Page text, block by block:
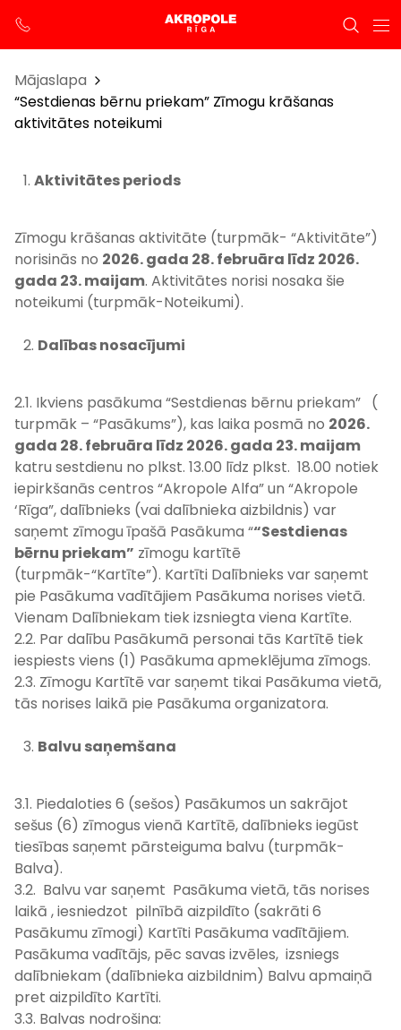
Mājaslapa
“Sestdienas bērnu priekam” Zīmogu krāšanas
aktivitātes noteikumi
Aktivitātes periods
Zīmogu krāšanas aktivitāte (turpmāk- “Aktivitāte”)
norisinās no 2026. gada 28. februāra līdz 2026.
gada 23. maijam. Aktivitātes norisi nosaka šie
noteikumi (turpmāk-Noteikumi).
Dalības nosacījumi
2.1. Ikviens pasākuma “Sestdienas bērnu priekam” (
turpmāk – “Pasākums”), kas laika posmā no 2026.
gada 28. februāra līdz 2026. gada 23. maijam
katru sestdienu no plkst. 13.00 līdz plkst. 18.00 notiek
iepirkšanās centros “Akropole Alfa” un “Akropole
‘Rīga”, dalībnieks (vai dalībnieka aizbildnis) var
saņemt zīmogu īpašā Pasākuma ““Sestdienas
bērnu priekam” zīmogu kartītē
(turpmāk-“Kartīte”). Kartīti Dalībnieks var saņemt
pie Pasākuma vadītājiem Pasākuma norises vietā.
Vienam Dalībniekam tiek izsniegta viena Kartīte.
2.2. Par dalību Pasākumā personai tās Kartītē tiek
iespiests viens (1) Pasākuma apmeklējuma zīmogs.
2.3. Zīmogu Kartītē var saņemt tikai Pasākuma vietā,
tās norises laikā pie Pasākuma organizatora.
Balvu saņemšana
3.1. Piedaloties 6 (sešos) Pasākumos un sakrājot
sešus (6) zīmogus vienā Kartītē, dalībnieks iegūst
tiesības saņemt pārsteiguma balvu (turpmāk-
Balva).
3.2. Balvu var saņemt Pasākuma vietā, tās norises
laikā , iesniedzot pilnībā aizpildīto (sakrāti 6
Pasākumu zīmogi) Kartīti Pasākuma vadītājiem.
Pasākuma vadītājs, pēc savas izvēles, izsniegs
dalībniekam (dalībnieka aizbildnim) Balvu apmaiņā
pret aizpildīto Kartīti.
3.3. Balvas nodrošina: